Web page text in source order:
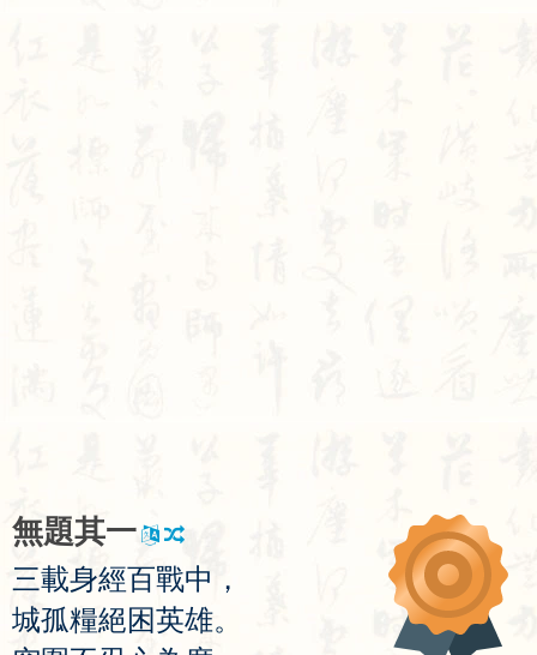
無題其一
三載身經百戰中 ，
城孤糧絕困英雄。